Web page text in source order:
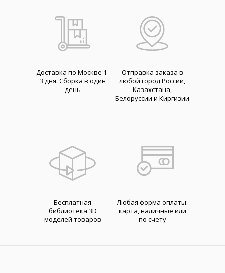
Доставка по Москве 1-
3 дня. Cборка в один
день
Отправка заказа в
любой город России,
Казахстана,
Белоруссии и Киргизии
Бесплатная
библиотека 3D
моделей товаров
Любая форма оплаты:
карта, наличные или
по счету